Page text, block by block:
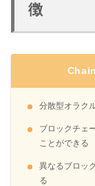
徴
分散型オラク
ブロックチェ
ことができる
異なるブロッ
る